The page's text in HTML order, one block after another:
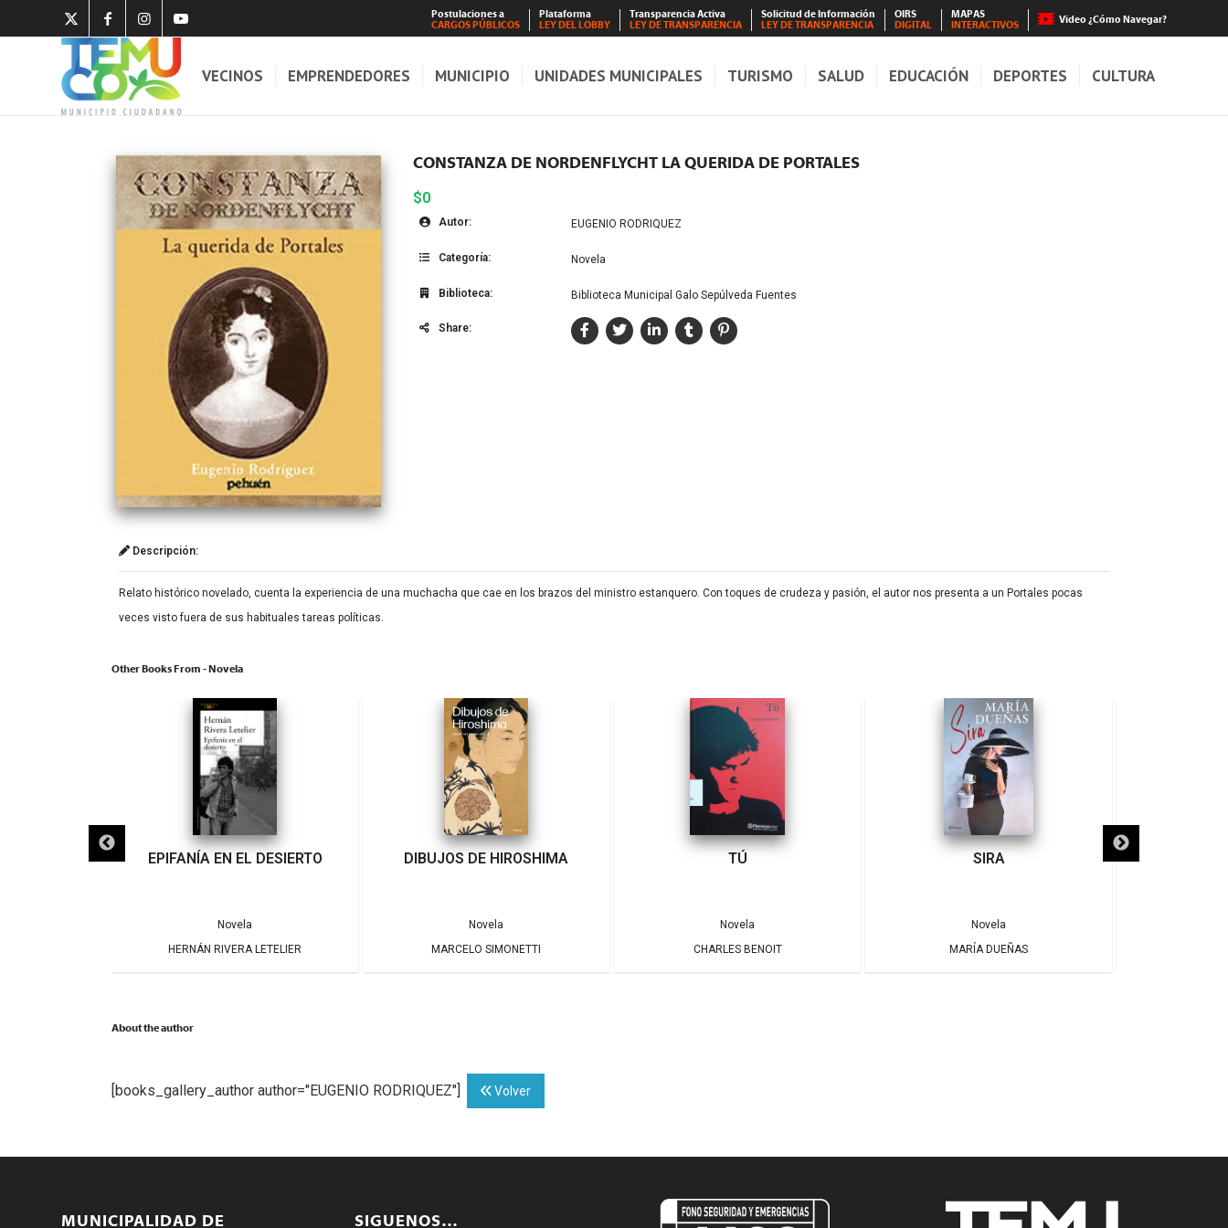
Postulaciones a
CARGOS PÚBLICOS
Plataforma
LEY DEL LOBBY
Transparencia Activa
LEY DE TRANSPARENCIA
Solicitud de Información
LEY DE TRANSPARENCIA
OIRS
DIGITAL
MAPAS
INTERACTIVOS
Video ¿Cómo Navegar?
VECINOS EMPRENDEDORES MUNICIPIO UNIDADES MUNICIPALES TURISMO SALUD EDUCACIÓN DEPORTES CULTURA
CONSTANZA DE NORDENFLYCHT LA QUERIDA DE PORTALES
$0
Autor: EUGENIO RODRIQUEZ
Categoría: Novela
Biblioteca: Biblioteca Municipal Galo Sepúlveda Fuentes
Share:
Descripción:
Relato histórico novelado, cuenta la experiencia de una muchacha que cae en los brazos del ministro estanquero. Con toques de crudeza y pasión, el autor nos presenta a un Portales pocas
veces visto fuera de sus habituales tareas políticas.
Other Books From - Novela
EPIFANÍA EN EL DESIERTO
Novela
HERNÁN RIVERA LETELIER
DIBUJOS DE HIROSHIMA
Novela
MARCELO SIMONETTI
TÚ
Novela
CHARLES BENOIT
SIRA
Novela
MARÍA DUEÑAS
About the author
[books_gallery_author author="EUGENIO RODRIQUEZ"] Volver
MUNICIPALIDAD DE SIGUENOS…